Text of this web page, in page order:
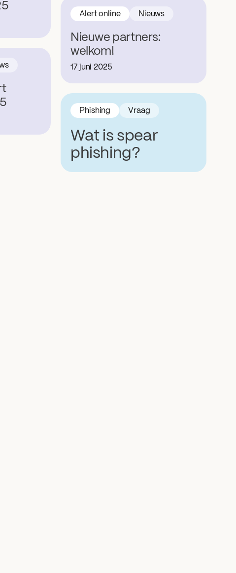
Nieuwe partners:
welkom!
Alert online Nieuws
17 juni 2025
Wat is spear
phishing?
Phishing Vraag